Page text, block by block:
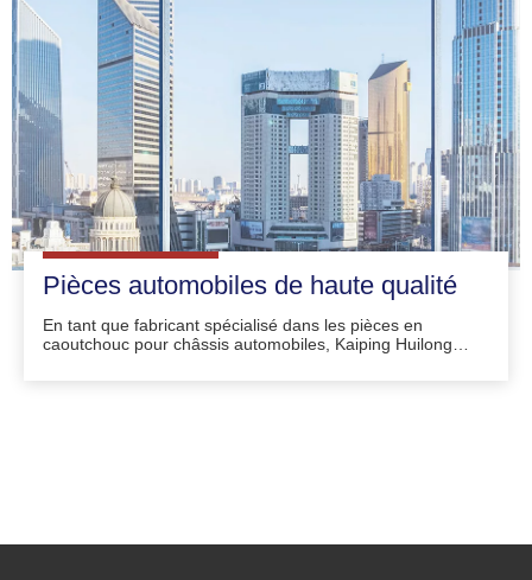
Pièces automobiles de haute qualité
En tant que fabricant spécialisé dans les pièces en
caoutchouc pour châssis automobiles, Kaiping Huilong